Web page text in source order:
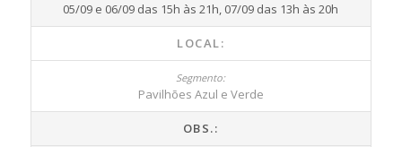
05/09 e 06/09 das 15h às 21h, 07/09 das 13h às 20h
LOCAL:
Pavilhões Azul e Verde
OBS.: